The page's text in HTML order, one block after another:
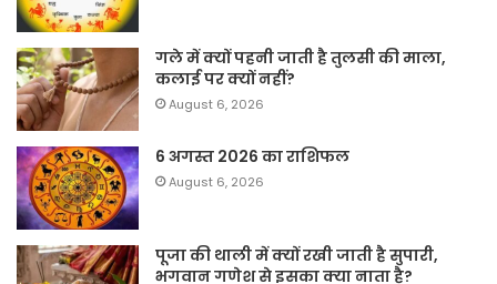
गले में क्यों पहनी जाती है तुलसी की माला,
कलाई पर क्यों नहीं?
August 6, 2026
6 अगस्त 2026 का राशिफल
August 6, 2026
पूजा की थाली में क्यों रखी जाती है सुपारी,
भगवान गणेश से इसका क्या नाता है?